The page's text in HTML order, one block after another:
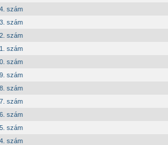
szám
szám
szám
szám
szám
szám
szám
szám
szám
szám
szám